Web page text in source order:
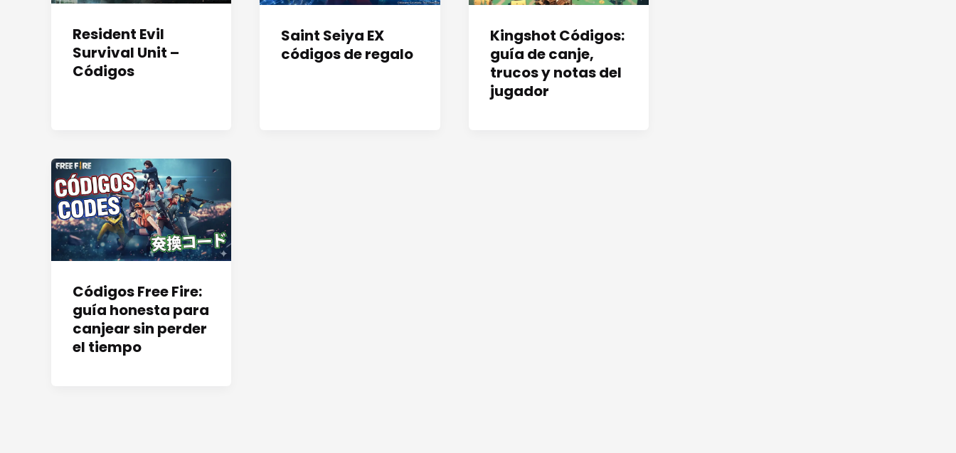
Resident Evil
Survival Unit –
Códigos
Saint Seiya EX
códigos de regalo
Kingshot Códigos:
guía de canje,
trucos y notas del
jugador
Códigos Free Fire:
guía honesta para
canjear sin perder
el tiempo